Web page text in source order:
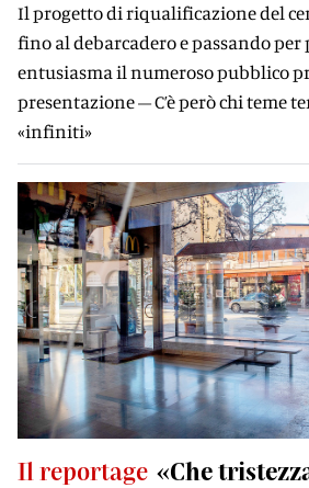
Il progetto di riqualificazione del
fino al debarcadero e passando per
entusiasma il numeroso pubblico
presentazione – C’è però chi teme
«infiniti»
Il reportage «Che